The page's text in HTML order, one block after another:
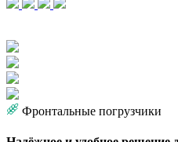
Фронтальные погрузчики